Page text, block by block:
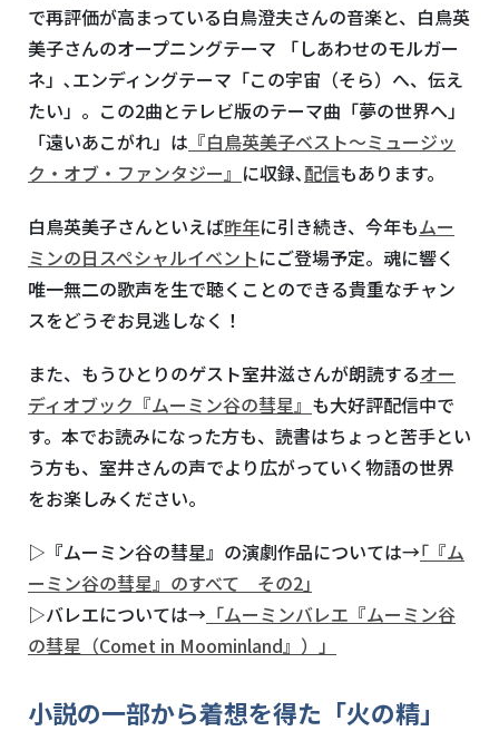
で再評価が高まっている白鳥澄夫さんの音楽と、白鳥英
美子さんのオープニングテーマ 「しあわせのモルガー
ネ」､エンディングテーマ「この宇宙（そら）へ、伝え
たい」。この2曲とテレビ版のテーマ曲「夢の世界へ」
「遠いあこがれ」は 『白鳥英美子ベスト～ミュージッ
ク・オブ・ファンタジー』 に収録､配信もあります。
白鳥英美子さんといえば昨年に引き続き、今年もムー
ミンの日スペシャルイベントにご登場予定。魂に響く
唯一無二の歌声を生で聴くことのできる貴重なチャン
スをどうぞお見逃しなく！
また、もうひとりのゲスト室井滋さんが朗読するオー
ディオブック『ムーミン谷の彗星』 も大好評配信中で
す。本でお読みになった方も、読書はちょっと苦手とい
う方も、室井さんの声でより広がっていく物語の世界
をお楽しみください。
▷『ムーミン谷の彗星』の演劇作品については→｢『ム
ーミン谷の彗星』のすべて その2｣
▷バレエについては→ 「ムーミンバレエ『ムーミン谷
の彗星（Comet in Moominland』）」
小説の一部から着想を得た「火の精」